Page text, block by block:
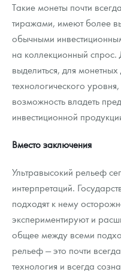
Такие монеты почти
тиражами, имеют более
обычными
на коллекционный
выделиться, для
технологического
возможность владеть
инвестиционной
Вместо заключения
Ультравысокий рельеф
интерпретаций.
подходят к нему
экспериментируют и
общее между всеми
рельеф — это почти
технология и всегда